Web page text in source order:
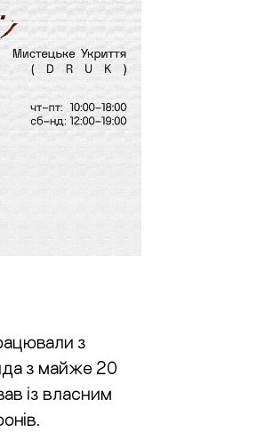
з
з майже 20
із власним